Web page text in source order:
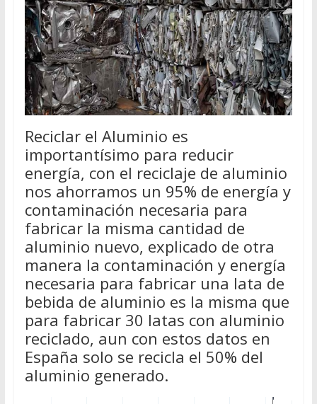
Reciclar el Aluminio es
importantísimo para reducir
energía, con el reciclaje de aluminio
nos ahorramos un 95% de energía y
contaminación necesaria para
fabricar la misma cantidad de
aluminio nuevo, explicado de otra
manera la contaminación y energía
necesaria para fabricar una lata de
bebida de aluminio es la misma que
para fabricar 30 latas con aluminio
reciclado, aun con estos datos en
España solo se recicla el 50% del
aluminio generado.